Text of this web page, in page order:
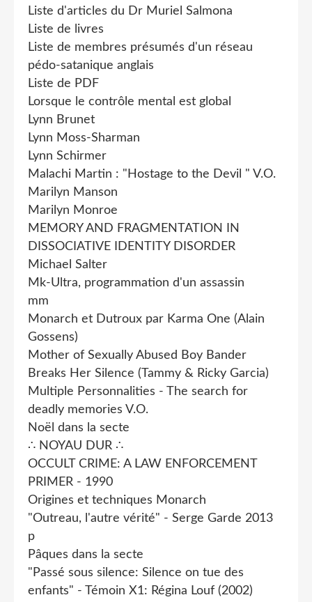
Liste d'articles du Dr Muriel Salmona
Liste de livres
Liste de membres présumés d'un réseau
pédo-satanique anglais
Liste de PDF
Lorsque le contrôle mental est global
Lynn Brunet
Lynn Moss-Sharman
Lynn Schirmer
Malachi Martin : "Hostage to the Devil " V.O.
Marilyn Manson
Marilyn Monroe
MEMORY AND FRAGMENTATION IN
DISSOCIATIVE IDENTITY DISORDER
Michael Salter
Mk-Ultra, programmation d'un assassin
mm
Monarch et Dutroux par Karma One (Alain
Gossens)
Mother of Sexually Abused Boy Bander
Breaks Her Silence (Tammy & Ricky Garcia)
Multiple Personnalities - The search for
deadly memories V.O.
Noël dans la secte
∴ NOYAU DUR ∴
OCCULT CRIME: A LAW ENFORCEMENT
PRIMER - 1990
Origines et techniques Monarch
"Outreau, l'autre vérité" - Serge Garde 2013
p
Pâques dans la secte
"Passé sous silence: Silence on tue des
enfants" - Témoin X1: Régina Louf (2002)